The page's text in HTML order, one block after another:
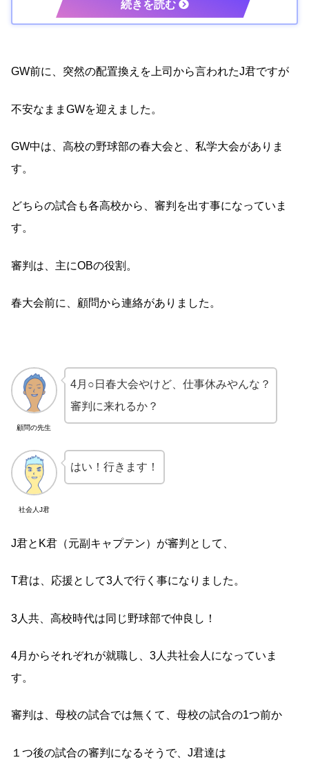
GW前に、突然の配置換えを上司から言われたJ君ですが
不安なままGWを迎えました。
GW中は、高校の野球部の春大会と、私学大会がありま
す。
どちらの試合も各高校から、審判を出す事になっていま
す。
審判は、主にOBの役割。
春大会前に、顧問から連絡がありました。
顧問の先生
4月○日春大会やけど、仕事休みやんな？
審判に来れるか？
社会人J君
はい！行きます！
J君とK君（元副キャプテン）が審判として、
T君は、応援として3人で行く事になりました。
3人共、高校時代は同じ野球部で仲良し！
4月からそれぞれが就職し、3人共社会人になっていま
す。
審判は、母校の試合では無くて、母校の試合の1つ前か
１つ後の試合の審判になるそうで、J君達は